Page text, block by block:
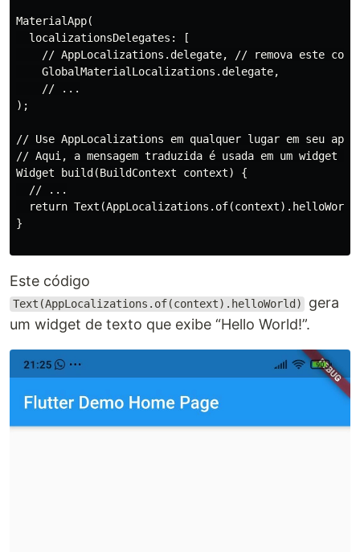
MaterialApp(
  localizationsDelegates: [
// AppLocalizations.delegate, // remova este
    GlobalMaterialLocalizations.delegate,
    // ...
);
// Use AppLocalizations em qualquer lugar em seu
// Aqui, a mensagem traduzida é usada em um widget
Widget build(BuildContext context) {
  // ...
return
}
Este código
Text(AppLocalizations.of(context).helloWorld)
gera
um widget de texto que exibe “Hello World!”.